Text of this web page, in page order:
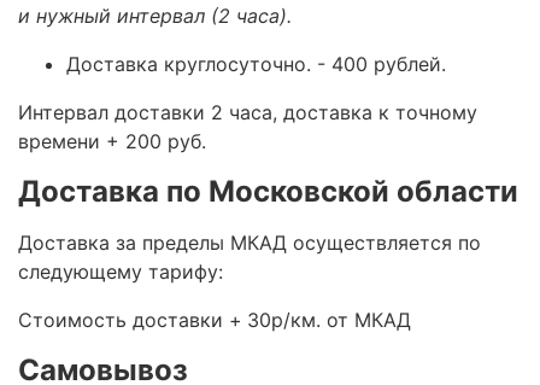
и нужный интервал (2 часа).
Доставка круглосуточно. - 400 рублей.
Интервал доставки 2 часа, доставка к точному
времени + 200 руб.
Доставка по Московской области
Доставка за пределы МКАД осуществляется по
следующему тарифу:
Стоимость доставки + 30р/км. от МКАД
Самовывоз